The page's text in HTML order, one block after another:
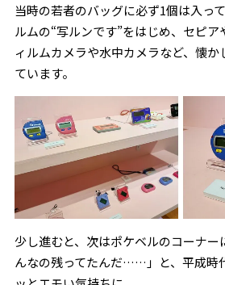
当時の若者のバッグに必ず1個は入っ
ルムの“写ルンです”をはじめ、セピ
ィルムカメラや水中カメラなど、懐
ています。
少し進むと、次はポケベルのコーナー
んなの残ってたんだ……」と、平成時